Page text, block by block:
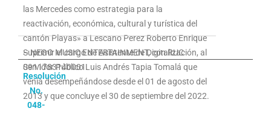
las Mercedes como estrategia para la
reactivación, económica, cultural y turística del
cantón Playas» a Lescano Perez Roberto Enrique
– NEGO MUSIC ENTERTAINMENT, con RUC
0911783140001.
Suprimir el cargo de Asistente de Digitalización, al
Servidor Público Luis Andrés Tapia Tomalá que
venía desempeñándose desde el 01 de agosto del
2013 y que concluye el 30 de septiembre del 2022.
Resolución
No.
048-